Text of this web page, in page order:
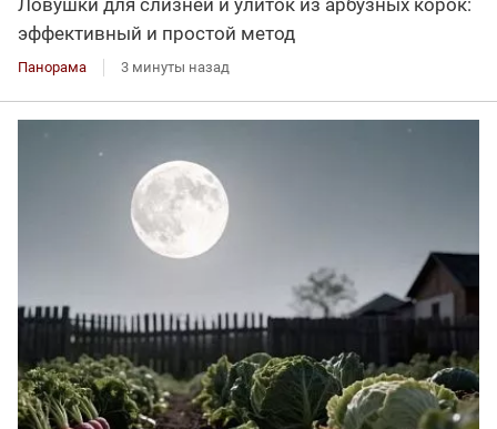
Ловушки для слизней и улиток из арбузных корок:
эффективный и простой метод
Панорама 3 минуты назад